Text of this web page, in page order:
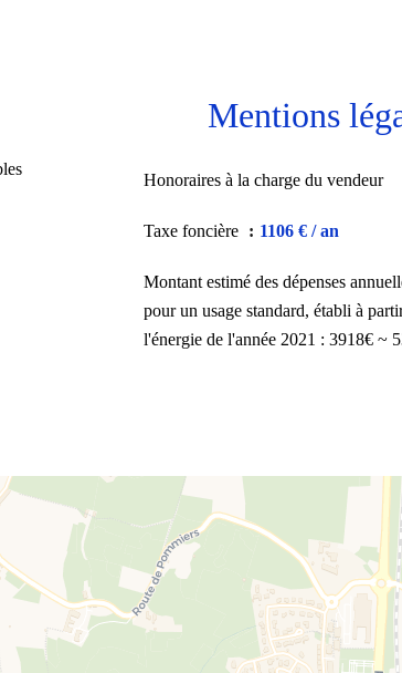
Mentions
Honoraires à la charge du vendeur
Taxe foncière 1106 € / an
Montant estimé des dépenses
pour un usage standard, établi à
l'énergie de l'année 2021 : 3918€ ~